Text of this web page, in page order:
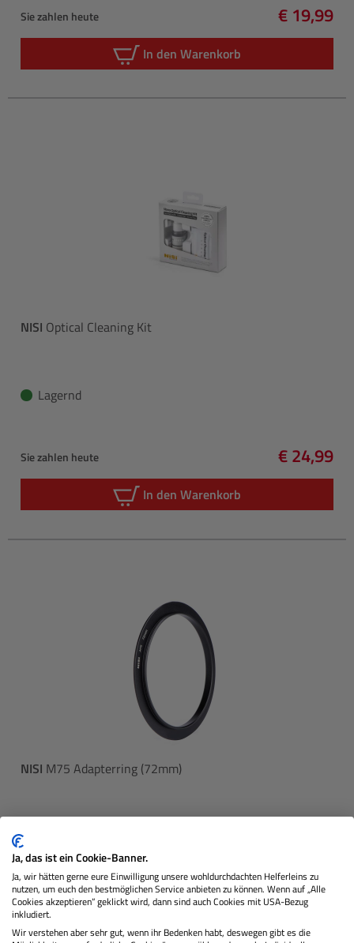
Sie zahlen heute € 19,99
In den Warenkorb
NISI Optical Cleaning Kit
Lagernd
Sie zahlen heute € 24,99
In den Warenkorb
NISI M75 Adapterring (72mm)
Sie zahlen heute € 9,90
In den Warenkorb
Ja, das ist ein Cookie-Banner.
Ja, wir hätten gerne eure Einwilligung unsere wohldurchdachten Helferleins zu
nutzen, um euch den bestmöglichen Service anbieten zu können. Wenn auf „Alle
Cookies akzeptieren“ geklickt wird, dann sind auch Cookies mit USA-Bezug
inkludiert.
Wir verstehen aber sehr gut, wenn ihr Bedenken habt, deswegen gibt es die